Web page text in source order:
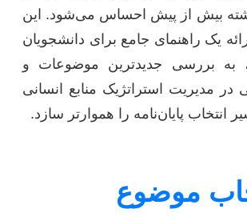
بیش از پیش احساس می‌شود. این
یک راهنمای جامع برای دانشجویان
به بررسی جدیدترین موضوعات و
در مدیریت استراتژیک منابع انسانی
انتخاب پایان‌نامه را هموارتر سازد.
موضوع